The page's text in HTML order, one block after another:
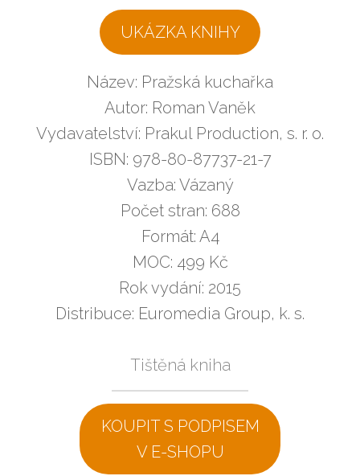
UKÁZKA KNIHY
Název: Pražská kuchařka
Autor: Roman Vaněk
Vydavatelství: Prakul Production, s. r. o.
ISBN: 978-80-87737-21-7
Vazba: Vázaný
Počet stran: 688
Formát: A4
MOC: 499 Kč
Rok vydání: 2015
Distribuce: Euromedia Group, k. s.
Tištěná kniha
KOUPIT S PODPISEM
V E-SHOPU